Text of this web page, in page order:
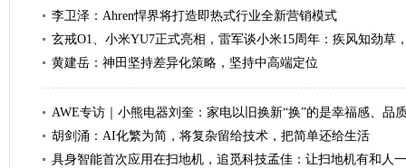
李卫泽：Ahren悍界将打造即热式行业全新营销模式
玄戒O1、小米YU7正式亮相，雷军谈小米15周年：疾风知劲草
黄建岳：神田坚持差异化策略，坚持中高端定位
AWE专访｜小熊电器刘奎：家电以旧换新“换”的是幸福感、品
胡剑涌：AI化繁为简，将复杂留给技术，把简单还给生活
具身智能首次应用在扫地机，追觅科技孟佳：让扫地机有和人